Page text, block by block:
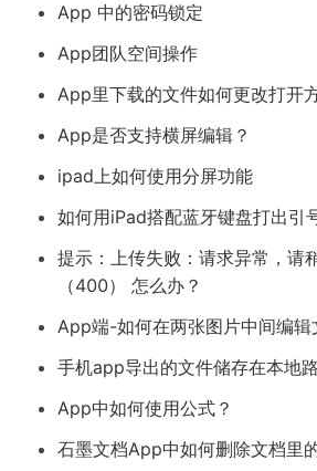
App 中的密码锁定
App团队空间操作
App里下载的文件如何更改打开
App是否支持横屏编辑？
ipad上如何使用分屏功能
如何用iPad搭配蓝牙键盘打出引
提示：上传失败：请求异常，请
（400） 怎么办？
App端-如何在两张图片中间编辑
手机app导出的文件储存在本地
App中如何使用公式？
石墨文档App中如何删除文档里